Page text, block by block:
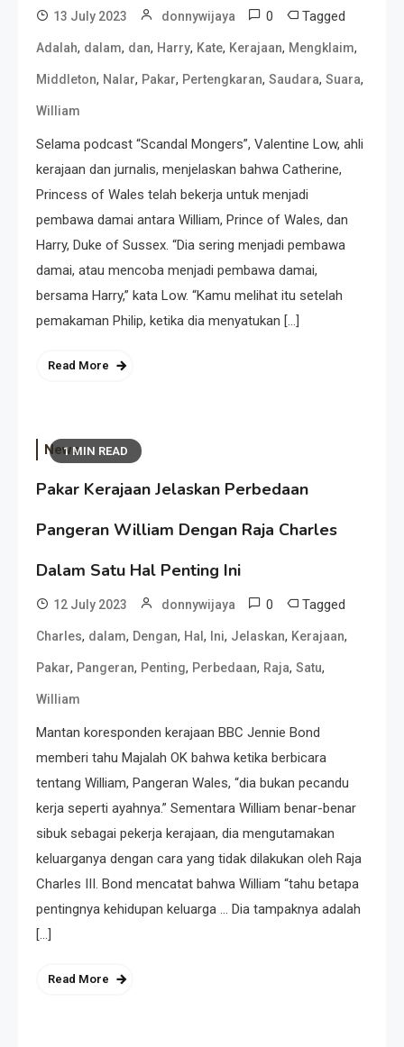
13 July 2023 donnywijaya 0 Tagged
Adalah, dalam, dan, Harry, Kate, Kerajaan, Mengklaim,
Middleton, Nalar, Pakar, Pertengkaran, Saudara, Suara,
William
Selama podcast “Scandal Mongers”, Valentine Low, ahli
kerajaan dan jurnalis, menjelaskan bahwa Catherine,
Princess of Wales telah bekerja untuk menjadi
pembawa damai antara William, Prince of Wales, dan
Harry, Duke of Sussex. “Dia sering menjadi pembawa
damai, atau mencoba menjadi pembawa damai,
bersama Harry,” kata Low. “Kamu melihat itu setelah
pemakaman Philip, ketika dia menyatukan […]
Read More
1 MIN READ
News
Pakar Kerajaan Jelaskan Perbedaan
Pangeran William Dengan Raja Charles
Dalam Satu Hal Penting Ini
12 July 2023 donnywijaya 0 Tagged
Charles, dalam, Dengan, Hal , Ini, Jelaskan, Kerajaan,
Pakar, Pangeran, Penting, Perbedaan, Raja, Satu,
William
Mantan koresponden kerajaan BBC Jennie Bond
memberi tahu Majalah OK bahwa ketika berbicara
tentang William, Pangeran Wales, “dia bukan pecandu
kerja seperti ayahnya.” Sementara William benar-benar
sibuk sebagai pekerja kerajaan, dia mengutamakan
keluarganya dengan cara yang tidak dilakukan oleh Raja
Charles III. Bond mencatat bahwa William “tahu betapa
pentingnya kehidupan keluarga … Dia tampaknya adalah
[…]
Read More